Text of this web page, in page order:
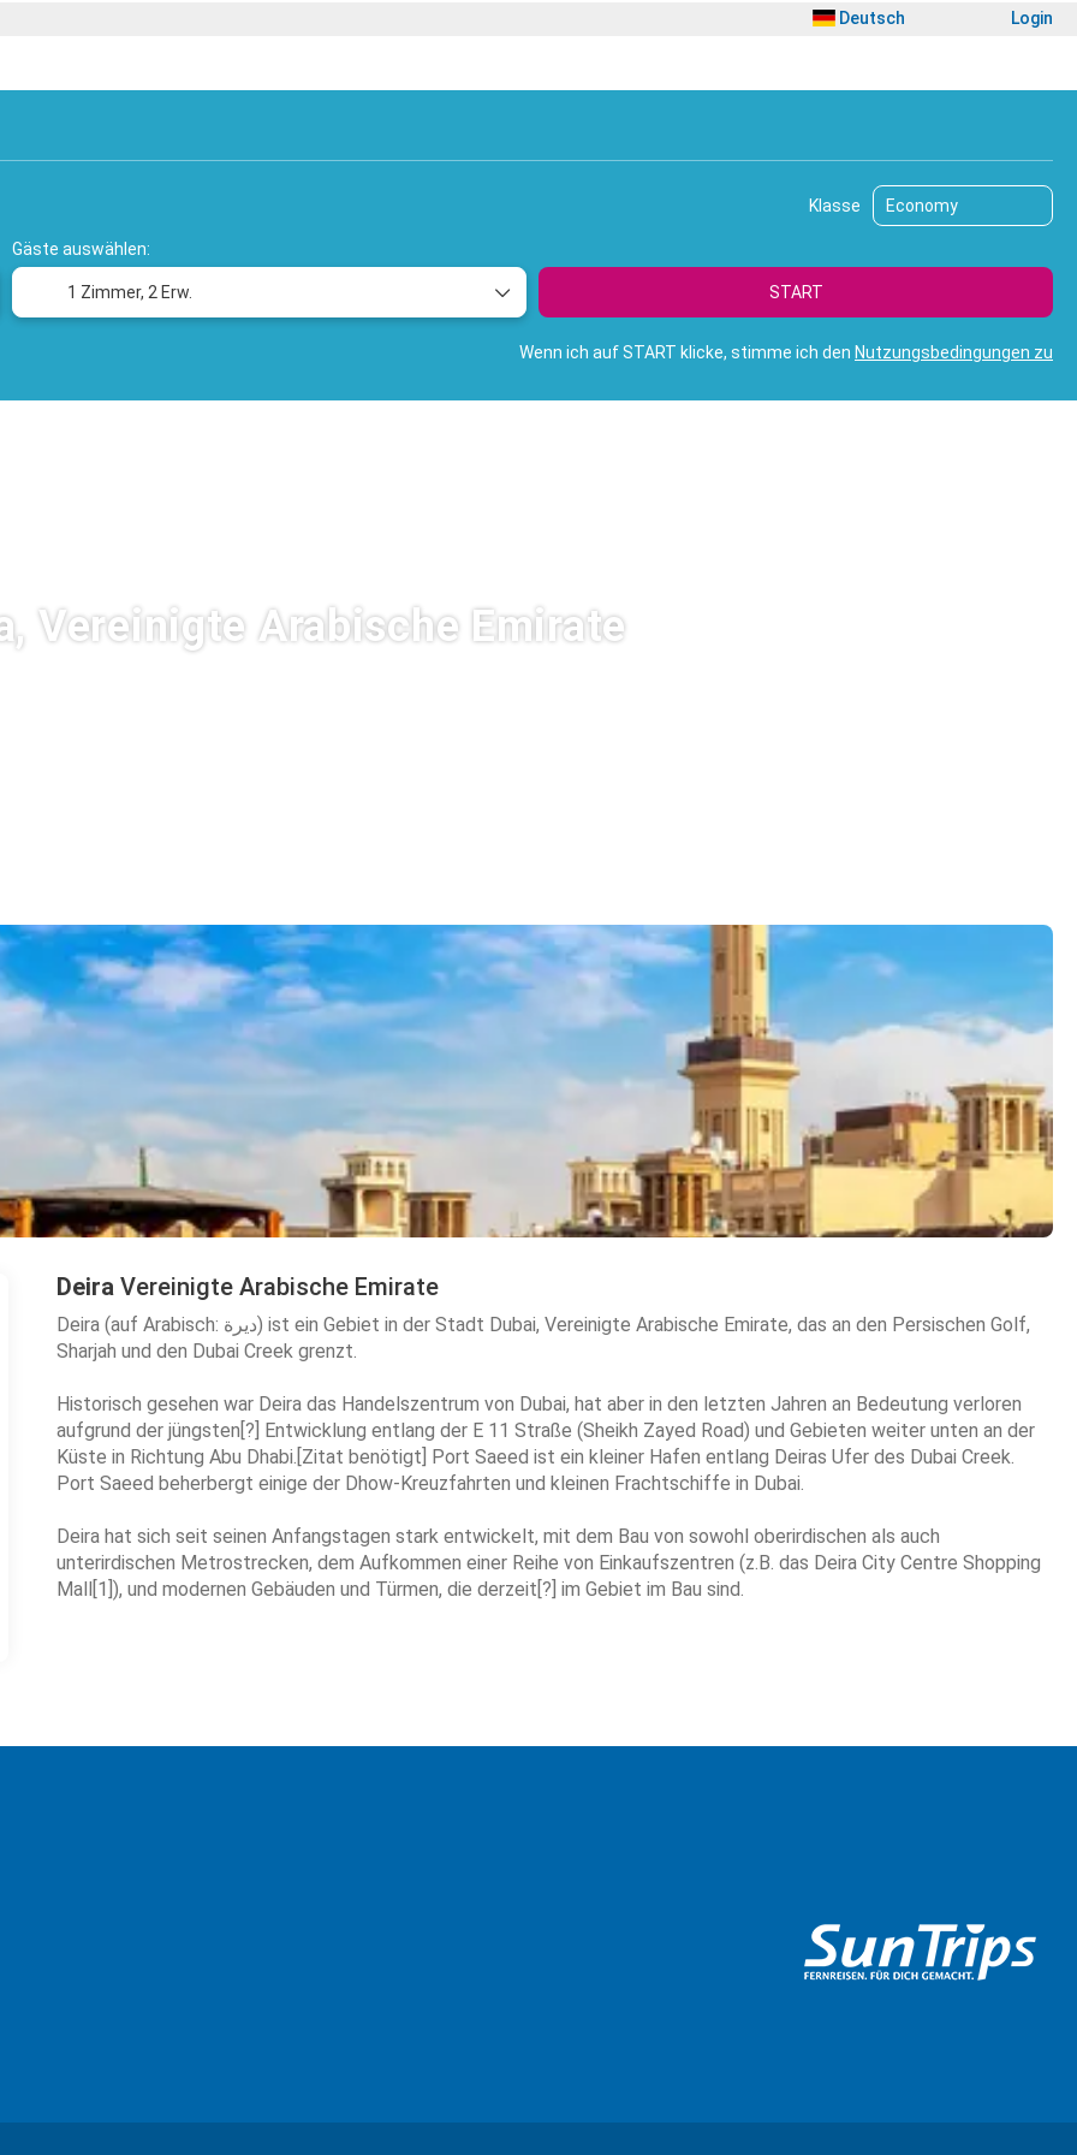
Deutsch Login
Vereinigte Arabische Emirate
Klasse
Gäste auswählen:
1 Zimmer, 2 Erw. START
Wenn ich auf START klicke, stimme ich den Nutzungsbedingungen zu
DeiraVereinigte Arabische Emirate
Deira (auf Arabisch: ديرة) ist ein Gebiet in der Stadt Dubai, Vereinigte Arabische Emirate, das an den Persischen Golf,
Sharjah und den Dubai Creek grenzt.
Historisch gesehen war Deira das Handelszentrum von Dubai, hat aber in den letzten Jahren an Bedeutung verloren
aufgrund der jüngsten[?] Entwicklung entlang der E 11 Straße (Sheikh Zayed Road) und Gebieten weiter unten an der
Küste in Richtung Abu Dhabi.[Zitat benötigt] Port Saeed ist ein kleiner Hafen entlang Deiras Ufer des Dubai Creek.
Port Saeed beherbergt einige der Dhow-Kreuzfahrten und kleinen Frachtschiffe in Dubai.
Deira hat sich seit seinen Anfangstagen stark entwickelt, mit dem Bau von sowohl oberirdischen als auch
unterirdischen Metrostrecken, dem Aufkommen einer Reihe von Einkaufszentren (z.B. das Deira City Centre Shopping
Mall[1]), und modernen Gebäuden und Türmen, die derzeit[?] im Gebiet im Bau sind.